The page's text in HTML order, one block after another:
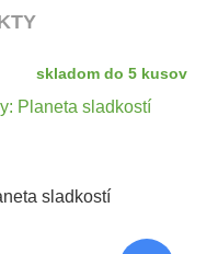
skladom do 5 kusov
sladkostí